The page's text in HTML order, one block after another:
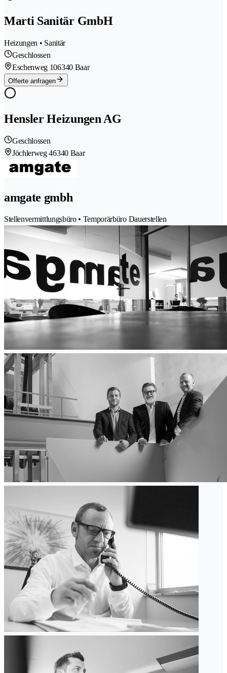
Marti Sanitär GmbH
Heizungen • Sanitär
Geschlossen
Eschenweg 106340 Baar
Offerte anfragen
Hensler Heizungen AG
Geschlossen
Jöchlerweg 46340 Baar
amgate gmbh
Stellenvermittlungsbüro • Temporärbüro Dauerstellen